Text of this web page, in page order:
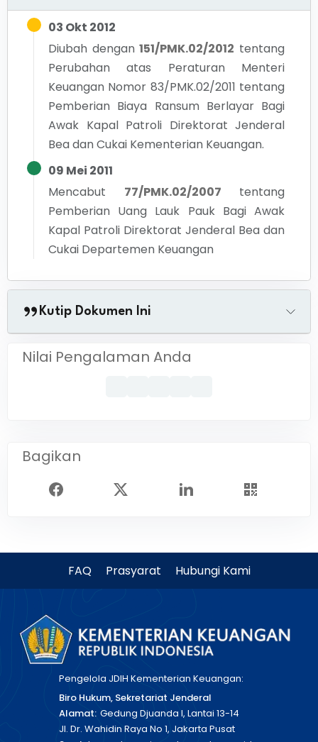
03 Okt 2012
Diubah dengan 151/PMK.02/2012 tentang
Perubahan atas Peraturan Menteri
Keuangan Nomor 83/PMK.02/2011 tentang
Pemberian Biaya Ransum Berlayar Bagi
Awak Kapal Patroli Direktorat Jenderal
Bea dan Cukai Kementerian Keuangan.
09 Mei 2011
Mencabut
77/PMK.02/2007
tentang
Pemberian Uang Lauk Pauk Bagi Awak
Kapal Patroli Direktorat Jenderal Bea dan
Cukai Departemen Keuangan
Kutip Dokumen Ini
Nilai Pengalaman Anda
Bagikan
FAQ Prasyarat Hubungi Kami
Pengelola JDIH Kementerian Keuangan:
Biro Hukum, Sekretariat Jenderal
Alamat: Gedung Djuanda I, Lantai 13-14
Jl. Dr. Wahidin Raya No 1, Jakarta Pusat